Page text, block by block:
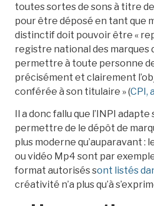
toutes sortes de sons à titre
pour être déposé en tant que
distinctif doit pouvoir être «
registre national des marques
permettre à toute personne
précisément et clairement
conférée à son titulaire » (CPI,
Il a donc fallu que l’INPI
permettre de le dépôt de
plus moderne qu’auparavant :
ou vidéo Mp4 sont par
format autorisés sont listés
créativité n’a plus qu’à